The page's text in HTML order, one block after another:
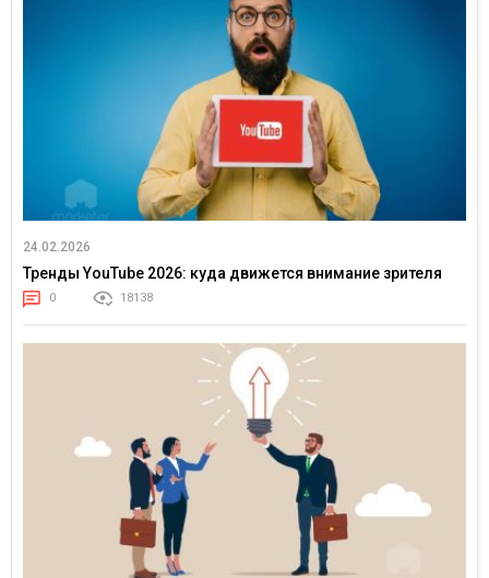
24.02.2026
Тренды YouTube 2026: куда движется внимание зрителя
0 18138